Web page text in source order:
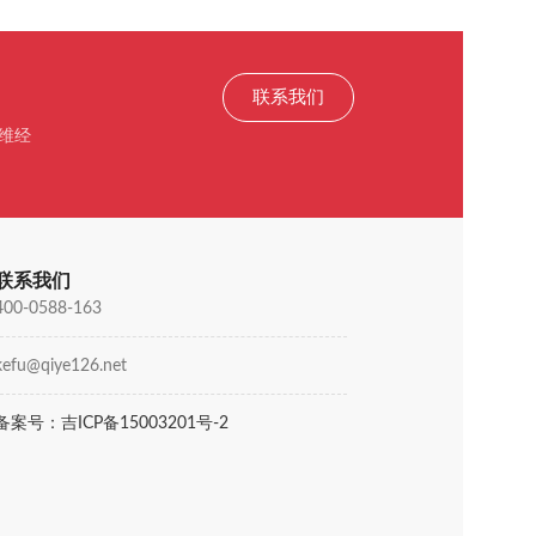
经
联系我们
系我们
0588-163
案号：吉ICP备15003201号-2